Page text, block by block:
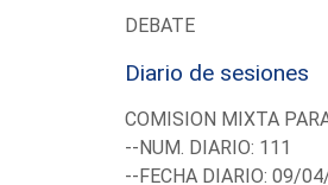
DEBATE
Diario de sesiones
COMISION MIXTA
--NUM. DIARIO: 111
--FECHA DIARIO: 09/